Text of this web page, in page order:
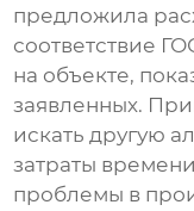
предложила
соответствие
на объекте,
заявленных.
искать другую
затраты
проблемы в